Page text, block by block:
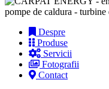
Despre
Produse
Servicii
Fotografii
Contact